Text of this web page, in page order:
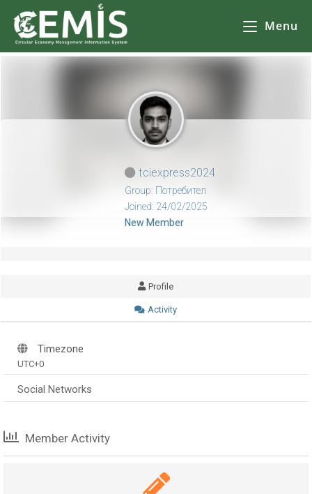
Menu
tciexpress2024
Group: Потребител
Joined: 24/02/2025
New Member
Profile
Activity
Timezone
UTC+0
Social Networks
Member Activity